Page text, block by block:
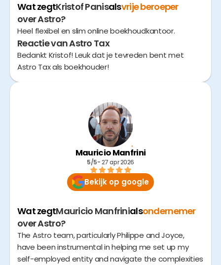
Wat zegtKristof Panisalsvrije beroeper
over Astro?
Heel flexibel en slim online boekhoudkantoor.
Reactie van Astro Tax
Bedankt Kristof! Leuk dat je tevreden bent met
Astro Tax als boekhouder!
Mauricio Manfrini
5/5- 27 apr 2026
Bekijk op google
Wat zegtMauricio Manfrinialsondernemer
over Astro?
The Astro team, particularly Philippe and Joyce,
have been instrumental in helping me set up my
self-employed entity and navigate the complexities